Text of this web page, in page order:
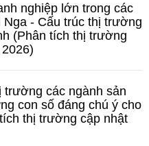
nghiệp lớn trong các
Nga - Cấu trúc thị trường
(Phân tích thị trường
trường các ngành sản
con số đáng chú ý cho
thị trường cập nhật